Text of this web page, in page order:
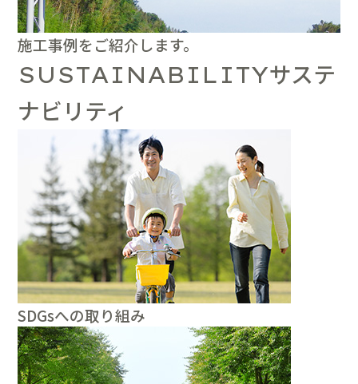
施工事例をご紹介します。
SUSTAINABILITYサステ
ナビリティ
SDGsへの取り組み